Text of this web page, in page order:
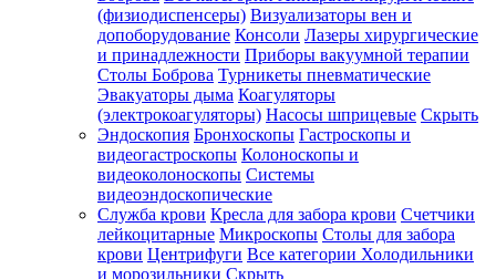
(физиодиспенсеры) Визуализаторы вен и
допоборудование Консоли Лазеры хирургические
и принадлежности Приборы вакуумной терапии
Столы Боброва Турникеты пневматические
Эвакуаторы дыма Коагуляторы
(электрокоагуляторы) Насосы шприцевые Скрыть
Эндоскопия Бронхоскопы Гастроскопы и
видеогастроскопы Колоноскопы и
видеоколоноскопы Системы
видеоэндоскопические
Служба крови Кресла для забора крови Счетчики
лейкоцитарные Микроскопы Столы для забора
крови Центрифуги Все категории Холодильники
и морозильники Скрыть